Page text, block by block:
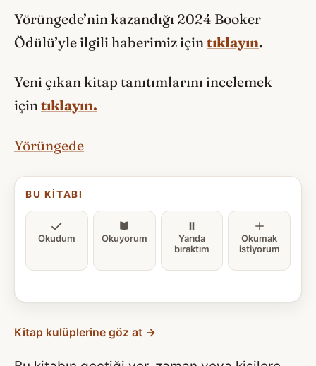
Yörüngede’nin kazandığı 2024 Booker
Ödülü’yle ilgili haberimiz için tıklayın.
Yeni çıkan kitap tanıtımlarını incelemek
içintıklayın.
Yörüngede
BU KITABI
Okudum Okuyorum
Yarıda
bıraktım
Okumak
istiyorum
Kitap kulüplerine göz at →